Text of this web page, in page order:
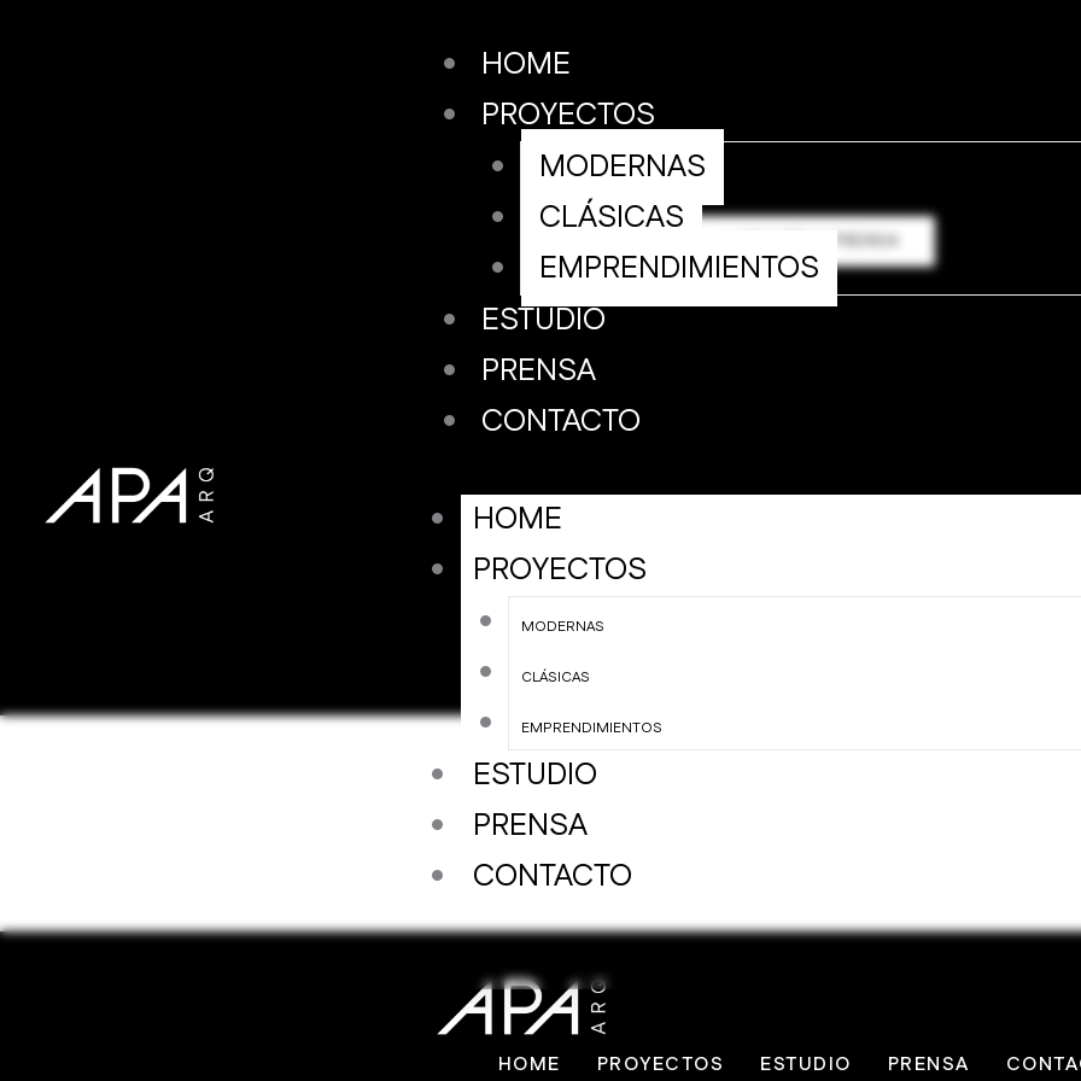
HOME
PROYECTOS
MODERNAS
CLÁSICAS
EMPRENDIMIENTOS
ESTUDIO
PRENSA
CONTACTO
HOME
PROYECTOS
MODERNAS
CLÁSICAS
EMPRENDIMIENTOS
ESTUDIO
PRENSA
CONTACTO
< VOLVER A PRENSA
HOME PROYECTOS ESTUDIO PRENSA